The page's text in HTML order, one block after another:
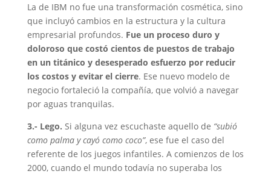
La de IBM no fue una transformación cosmética, sino
que incluyó cambios en la estructura y la cultura
empresarial profundos. Fue un proceso duro y
doloroso que costó cientos de puestos de trabajo
en un titánico y desesperado esfuerzo por reducir
los costos y evitar el cierre. Ese nuevo modelo de
negocio fortaleció la compañía, que volvió a navegar
por aguas tranquilas.
3.- Lego. Si alguna vez escuchaste aquello de “subió
como palma y cayó como coco”, ese fue el caso del
referente de los juegos infantiles. A comienzos de los
2000, cuando el mundo todavía no superaba los